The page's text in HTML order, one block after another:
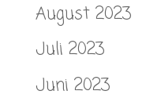
August 2023
Juli 2023
Juni 2023